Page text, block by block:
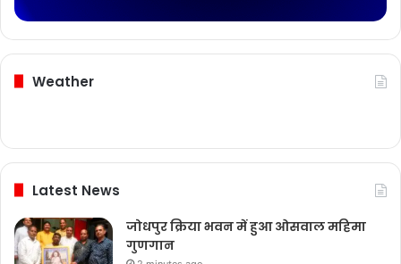
Weather
Latest News
जोधपुर क्रिया भवन में हुआ ओसवाल महिमा
गुणगान